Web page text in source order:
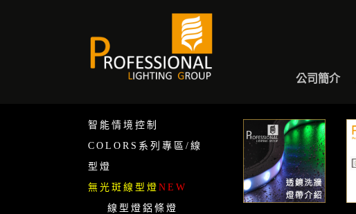
公司簡介
智能情境控制
COLORS系列專區/線
型燈
無光斑線型燈 NEW
線型燈鋁條燈